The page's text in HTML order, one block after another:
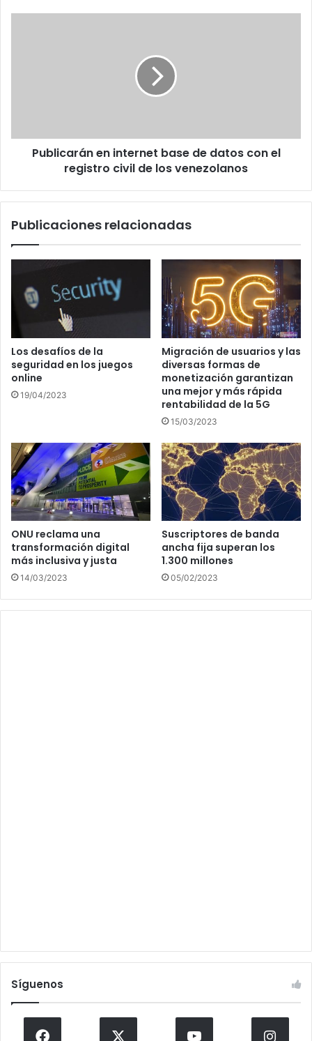
registro
Publicarán en internet base de datos con el
registro civil de los venezolanos
Publicaciones relacionadas
Los desafíos de la
seguridad en los juegos
online
19/04/2023
Migración de usuarios y las
diversas formas de
monetización garantizan
una mejor y más rápida
rentabilidad de la 5G
15/03/2023
ONU reclama una
transformación digital
más inclusiva y justa
14/03/2023
Suscriptores de banda
ancha fija superan los
1.300 millones
05/02/2023
Síguenos